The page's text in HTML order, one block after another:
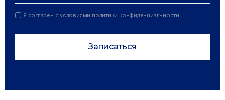
Я согласен с условиями политики конфиденциальности
Записаться